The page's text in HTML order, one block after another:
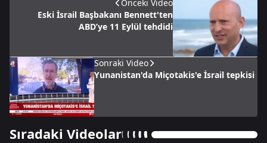
Önceki Video
Eski İsrail Başbakanı Bennett'ten
ABD’ye 11 Eylül tehdidi
Sonraki Video
Yunanistan'da Miçotakis'e İsrail tepkisi
Sıradaki Videolar